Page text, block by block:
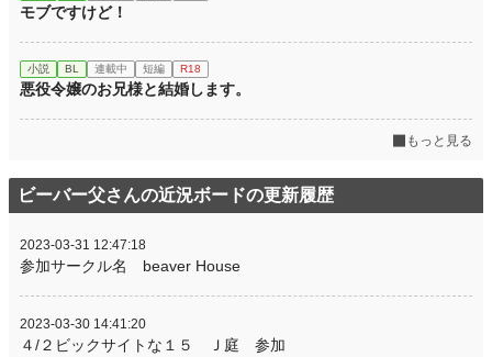
モブですけど！
小説 BL 連載中 短編 R18
悪役令嬢のお兄様と結婚します。
もっと見る
ビーバー父さんの近況ボードの更新履歴
2023-03-31 12:47:18
参加サークル名 beaver House
2023-03-30 14:41:20
４/２ビックサイトな１５ Ｊ庭 参加